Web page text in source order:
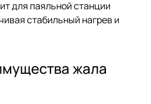
для паяльной станции
стабильный нагрев и
жала